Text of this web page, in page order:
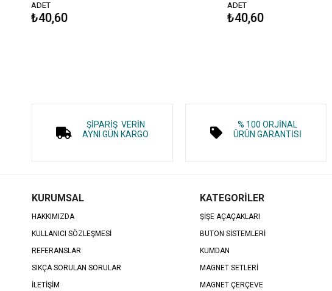
₺40,60 ₺40,60
ŞİPARİŞ VERİN
AYNI GÜN KARGO
% 100 ORJİNAL
ÜRÜN GARANTİSİ
KURUMSAL
HAKKIMIZDA
KULLANICI SÖZLEŞMESİ
REFERANSLAR
SIKÇA SORULAN SORULAR
İLETİŞİM
KATEGORİLER
ŞİŞE AÇAÇAKLARI
BUTON SİSTEMLERİ
KUMDAN
MAGNET SETLERİ
MAGNET ÇERÇEVE